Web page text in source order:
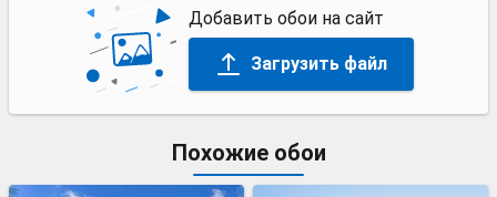
Добавить обои на сайт
Загрузить файл
Похожие обои